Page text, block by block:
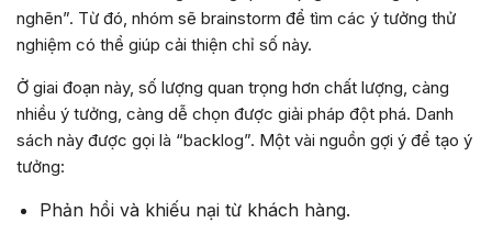
nghẽn”. Từ đó, nhóm sẽ brainstorm để tìm các ý tưởng thử
nghiệm có thể giúp cải thiện chỉ số này.
Ở giai đoạn này, số lượng quan trọng hơn chất lượng, càng
nhiều ý tưởng, càng dễ chọn được giải pháp đột phá. Danh
sách này được gọi là “backlog”. Một vài nguồn gợi ý để tạo ý
tưởng:
Phản hồi và khiếu nại từ khách hàng.